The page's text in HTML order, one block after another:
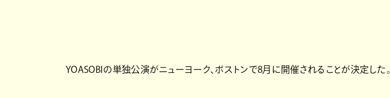
YOASOBIの単独公演がニューヨーク、ボストンで8月に開催されることが決定した。